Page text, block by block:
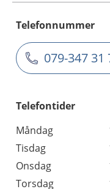
Telefonnummer
079-347 31
Telefontider
Måndag
Tisdag
Onsdag
Torsdag